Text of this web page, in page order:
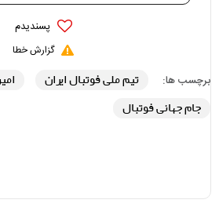
پسندیدم
گزارش خطا
برچسب ها: تیم ملی فوتبال ایران
جام جهانی فوتبال